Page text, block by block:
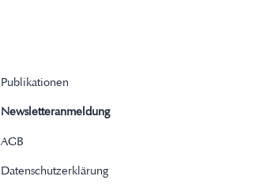
Publikationen
Newsletteranmeldung
AGB
Datenschutzerklärung